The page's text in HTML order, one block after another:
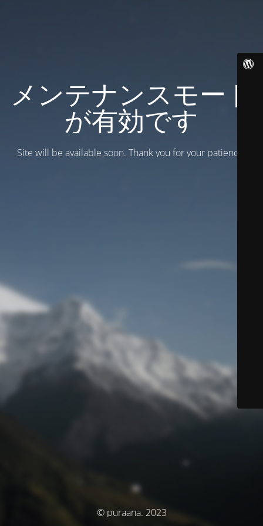
メンテナンスモード
が有効です
Site will be available soon. Thank you for your patience!
© puraana. 2023